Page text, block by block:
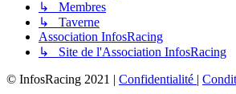
↳ Membres
↳ Taverne
Association InfosRacing
↳ Site de l'Association InfosRacing
© InfosRacing 2021 | Confidentialité |